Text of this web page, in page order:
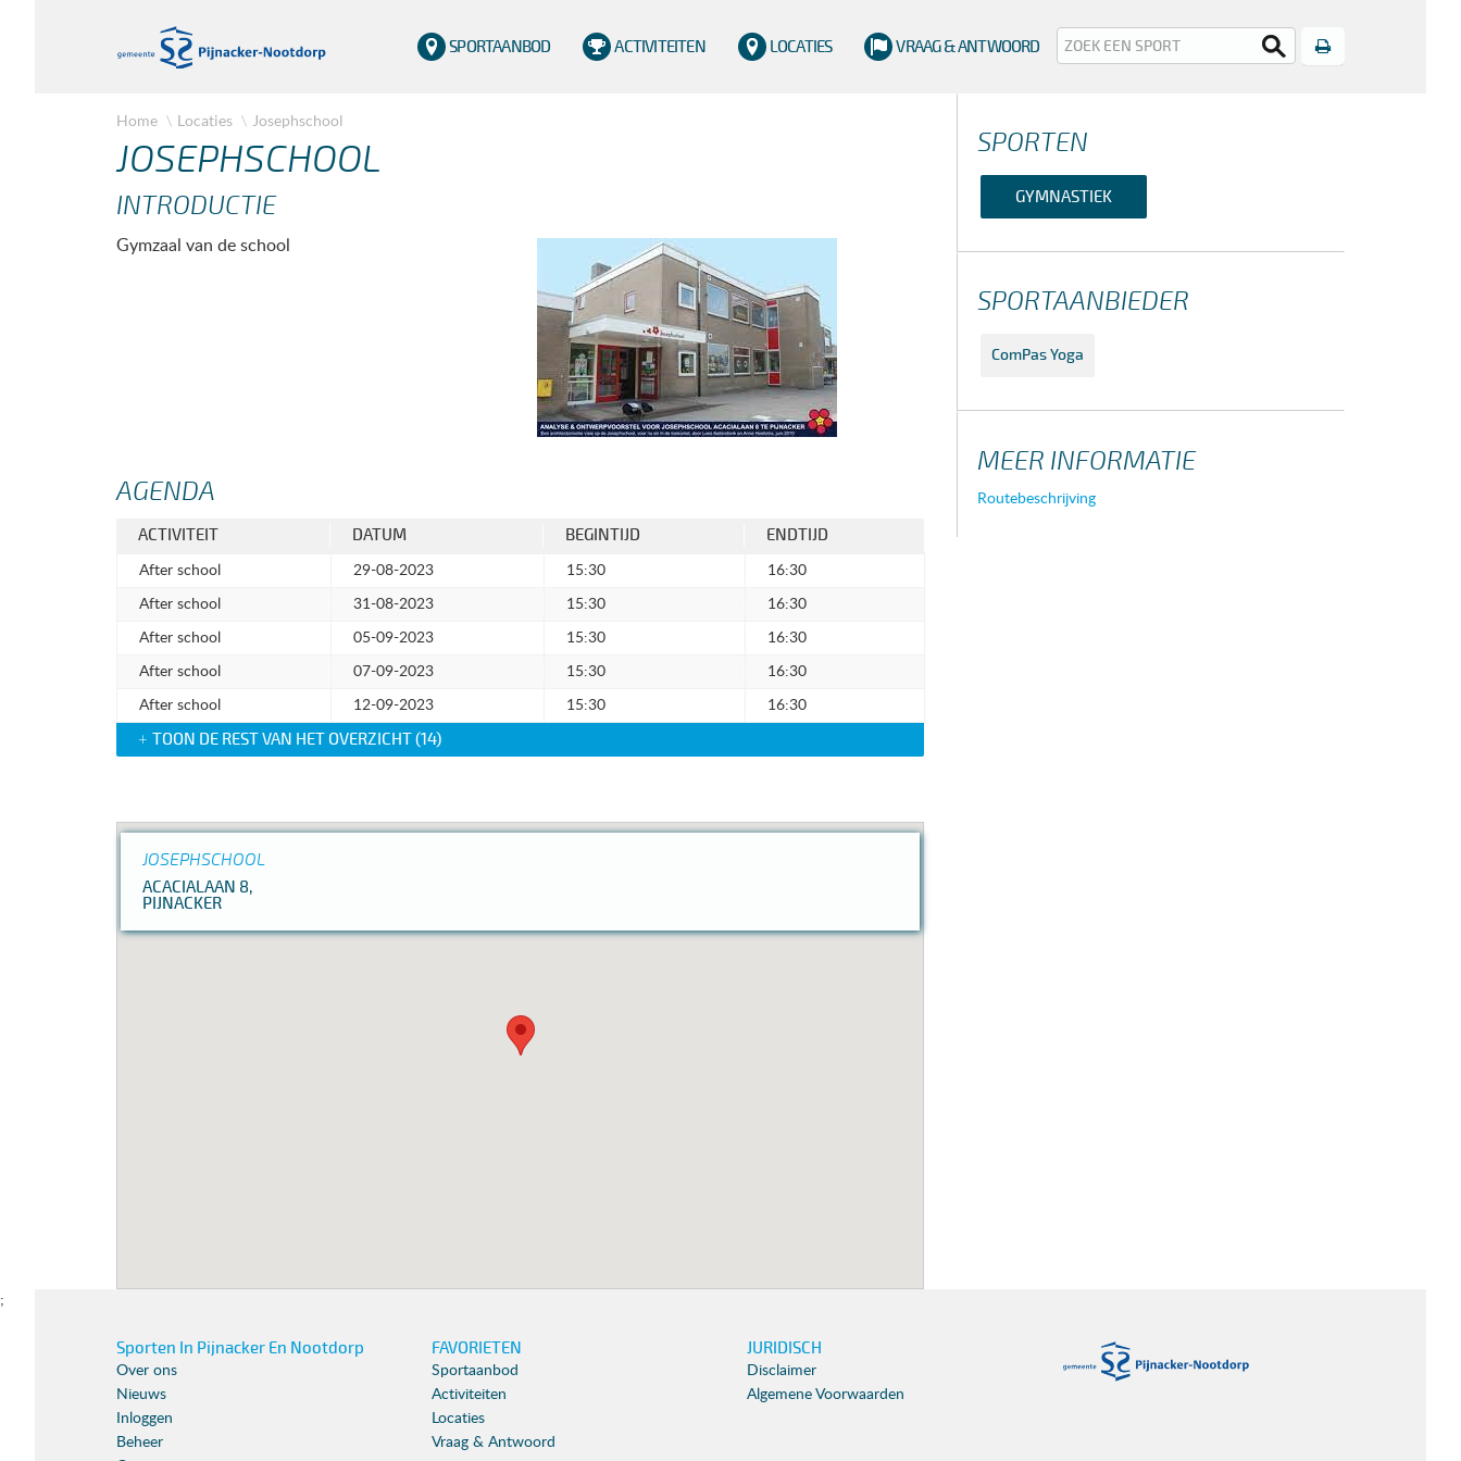
SPORTAANBOD ACTIVITEITEN LOCATIES VRAAG & ANTWOORD Print
Home Locaties Josephschool
JOSEPHSCHOOL
INTRODUCTIE
Gymzaal van de school
AGENDA
ACTIVITEIT DATUM BEGINTIJD ENDTIJD
After school 29-08-2023 15:30 16:30
After school 31-08-2023 15:30 16:30
After school 05-09-2023 15:30 16:30
After school 07-09-2023 15:30 16:30
After school 12-09-2023 15:30 16:30
+ TOON DE REST VAN HET OVERZICHT (14)
JOSEPHSCHOOL
ACACIALAAN 8,
PIJNACKER
SPORTEN
GYMNASTIEK
SPORTAANBIEDER
ComPas Yoga
MEER INFORMATIE
Routebeschrijving
Sporten In Pijnacker En Nootdorp
Over ons
Nieuws
Inloggen
Beheer
FAVORIETEN
Sportaanbod
Activiteiten
Locaties
Vraag & Antwoord
JURIDISCH
Disclaimer
Algemene Voorwaarden
;